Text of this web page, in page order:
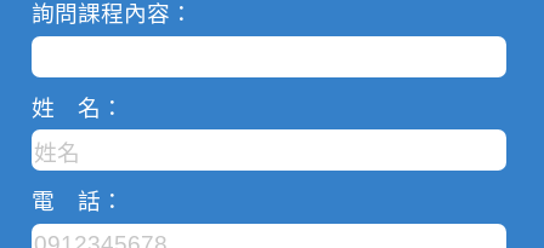
詢問課程內容：
姓 名：
電 話：